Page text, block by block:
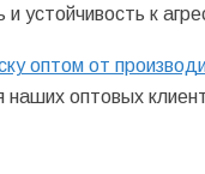
устойчивость к
оптом от
оптовых